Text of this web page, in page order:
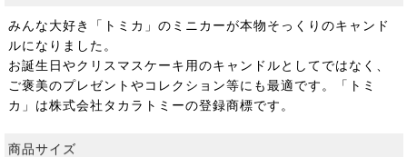
みんな大好き「トミカ」のミニカーが本物そっくりのキャンド
ルになりました。
お誕生日やクリスマスケーキ用のキャンドルとしてではなく、
ご褒美のプレゼントやコレクション等にも最適です。「トミ
カ」は株式会社タカラトミーの登録商標です。
商品サイズ